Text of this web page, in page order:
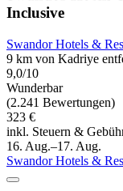
Inclusive
Swandor Hotels &
9 km von Kadriye
9,0/10
Wunderbar
(2.241 Bewertungen)
323 €
inkl. Steuern &
16. Aug.–17. Aug.
Swandor Hotels &